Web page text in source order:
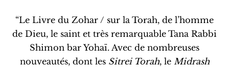
“Le Livre du Zohar / sur la Torah, de l’homme
de Dieu, le saint et très remarquable Tana Rabbi
Shimon bar Yohaï. Avec de nombreuses
nouveautés, dont les Sitrei Torah, le Midrash